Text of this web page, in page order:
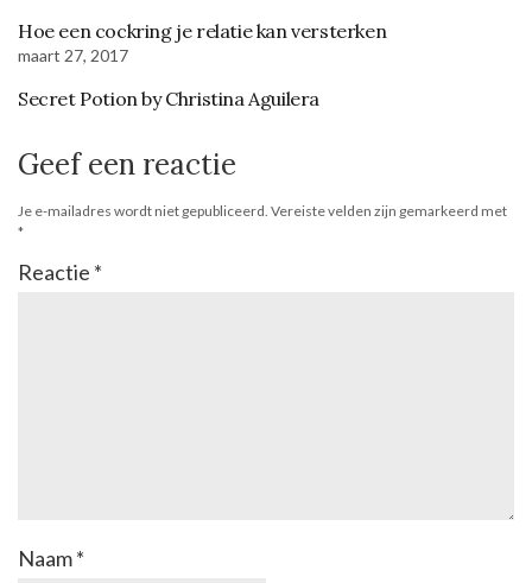
Hoe een cockring je relatie kan versterken
maart 27, 2017
Secret Potion by Christina Aguilera
Geef een reactie
Je e-mailadres wordt niet gepubliceerd. Vereiste velden zijn gemarkeerd met
*
Reactie *
Naam*